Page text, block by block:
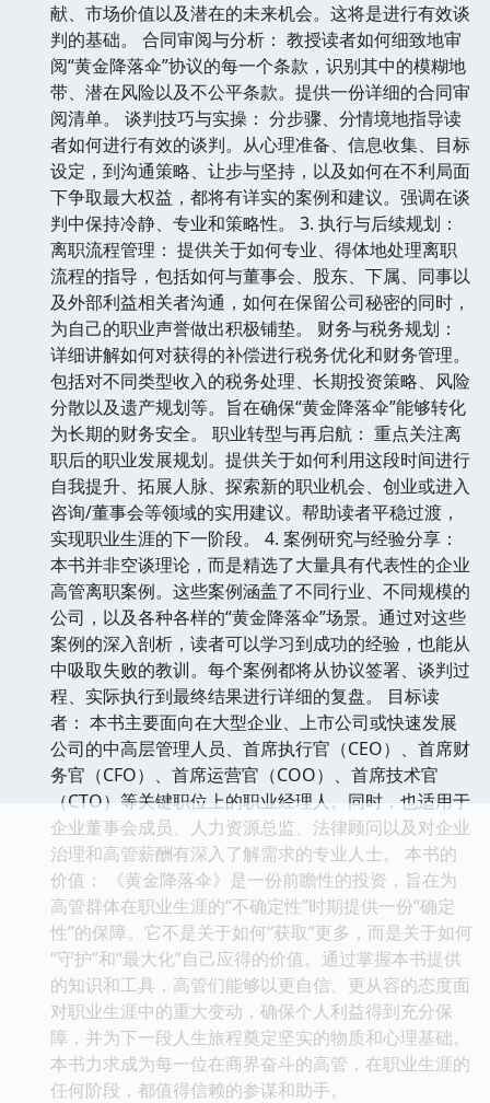
献、市场价值以及潜在的未来机会。这将是进行有效谈
判的基础。 合同审阅与分析： 教授读者如何细致地审
阅“黄金降落伞”协议的每一个条款，识别其中的模糊地
带、潜在风险以及不公平条款。提供一份详细的合同审
阅清单。 谈判技巧与实操： 分步骤、分情境地指导读
者如何进行有效的谈判。从心理准备、信息收集、目标
设定，到沟通策略、让步与坚持，以及如何在不利局面
下争取最大权益，都将有详实的案例和建议。强调在谈
判中保持冷静、专业和策略性。 3. 执行与后续规划：
离职流程管理： 提供关于如何专业、得体地处理离职
流程的指导，包括如何与董事会、股东、下属、同事以
及外部利益相关者沟通，如何在保留公司秘密的同时，
为自己的职业声誉做出积极铺垫。 财务与税务规划：
详细讲解如何对获得的补偿进行税务优化和财务管理。
包括对不同类型收入的税务处理、长期投资策略、风险
分散以及遗产规划等。旨在确保“黄金降落伞”能够转化
为长期的财务安全。 职业转型与再启航： 重点关注离
职后的职业发展规划。提供关于如何利用这段时间进行
自我提升、拓展人脉、探索新的职业机会、创业或进入
咨询/董事会等领域的实用建议。帮助读者平稳过渡，
实现职业生涯的下一阶段。 4. 案例研究与经验分享：
本书并非空谈理论，而是精选了大量具有代表性的企业
高管离职案例。这些案例涵盖了不同行业、不同规模的
公司，以及各种各样的“黄金降落伞”场景。通过对这些
案例的深入剖析，读者可以学习到成功的经验，也能从
中吸取失败的教训。每个案例都将从协议签署、谈判过
程、实际执行到最终结果进行详细的复盘。 目标读
者： 本书主要面向在大型企业、上市公司或快速发展
公司的中高层管理人员、首席执行官（CEO）、首席财
务官（CFO）、首席运营官（COO）、首席技术官
（CTO）等关键职位上的职业经理人。同时，也适用于
企业董事会成员、人力资源总监、法律顾问以及对企业
治理和高管薪酬有深入了解需求的专业人士。 本书的
价值： 《黄金降落伞》是一份前瞻性的投资，旨在为
高管群体在职业生涯的“不确定性”时期提供一份“确定
性”的保障。它不是关于如何“获取”更多，而是关于如何
“守护”和“最大化”自己应得的价值。通过掌握本书提供
的知识和工具，高管们能够以更自信、更从容的态度面
对职业生涯中的重大变动，确保个人利益得到充分保
障，并为下一段人生旅程奠定坚实的物质和心理基础。
本书力求成为每一位在商界奋斗的高管，在职业生涯的
任何阶段，都值得信赖的参谋和助手。